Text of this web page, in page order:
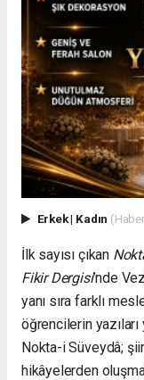
Erkek| Kadın
İlk sayısı çıkan
Fikir Dergisi’nde
yanı sıra farklı
öğrencilerin yazıları
Nokta-i Süveydâ;
hikâyelerden